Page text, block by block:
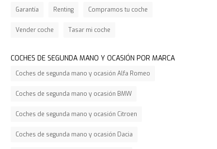
Garantía Renting Compramos tu coche
Vender coche Tasar mi coche
COCHES DE SEGUNDA MANO Y OCASIÓN POR MARCA
Coches de segunda mano y ocasión Alfa Romeo
Coches de segunda mano y ocasión BMW
Coches de segunda mano y ocasión Citroen
Coches de segunda mano y ocasión Dacia